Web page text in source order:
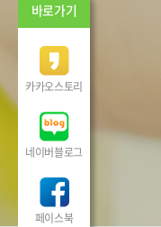
바로가기
카카오스토리
네이버블로그
페이스북